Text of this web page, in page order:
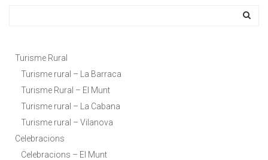
Turisme Rural
Turisme rural – La Barraca
Turisme Rural – El Munt
Turisme rural – La Cabana
Turisme rural – Vilanova
Celebracions
Celebracions – El Munt